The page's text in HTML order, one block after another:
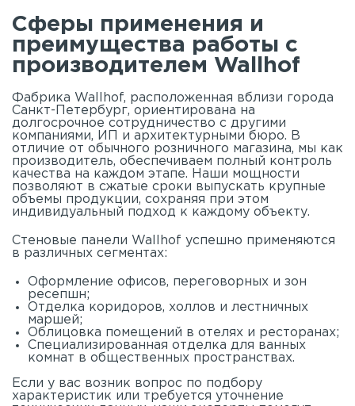
Сферы применения и
преимущества работы с
производителем Wallhof
Фабрика Wallhof, расположенная вблизи города
Санкт-Петербург, ориентирована на
долгосрочное сотрудничество с другими
компаниями, ИП и архитектурными бюро. В
отличие от обычного розничного магазина, мы как
производитель, обеспечиваем полный контроль
качества на каждом этапе. Наши мощности
позволяют в сжатые сроки выпускать крупные
объемы продукции, сохраняя при этом
индивидуальный подход к каждому объекту.
Стеновые панели Wallhof успешно применяются
в различных сегментах:
Оформление офисов, переговорных и зон
ресепшн;
Отделка коридоров, холлов и лестничных
маршей;
Облицовка помещений в отелях и ресторанах;
Специализированная отделка для ванных
комнат в общественных пространствах.
Если у вас возник вопрос по подбору
характеристик или требуется уточнение